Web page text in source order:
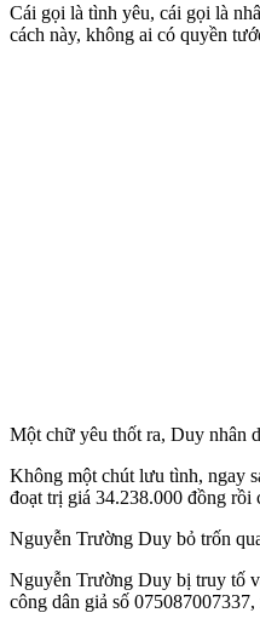
Cái gọi là tình yêu, cái gọi là
cách này, không ai có quyền
Một chữ yêu thốt ra, Duy nhân
Không một chút lưu tình, ngay
đoạt trị giá 34.238.000 đồng rồi
Nguyễn Trường Duy bỏ trốn
Nguyễn Trường Duy bị truy tố
công dân giả số